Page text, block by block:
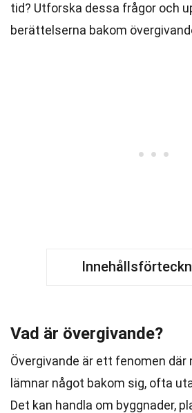
tid? Utforska dessa frågor och
berättelserna bakom
Vad är övergivande?
Övergivande är ett fenomen där
lämnar något bakom sig, ofta
Det kan handla om byggnader,